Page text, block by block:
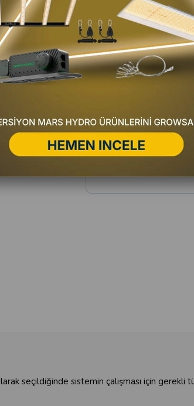
Favorilere Ekle
Yorum Yaz
seçildiğinde sistemin çalışması için